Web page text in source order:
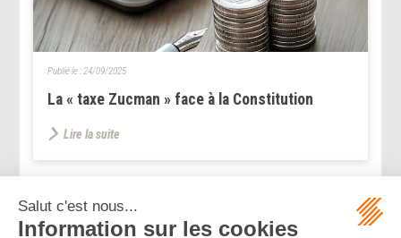
La « taxe Zucman » face à la Constitution
Publié le : 24/09/2025
Lire la suite
<< < ...